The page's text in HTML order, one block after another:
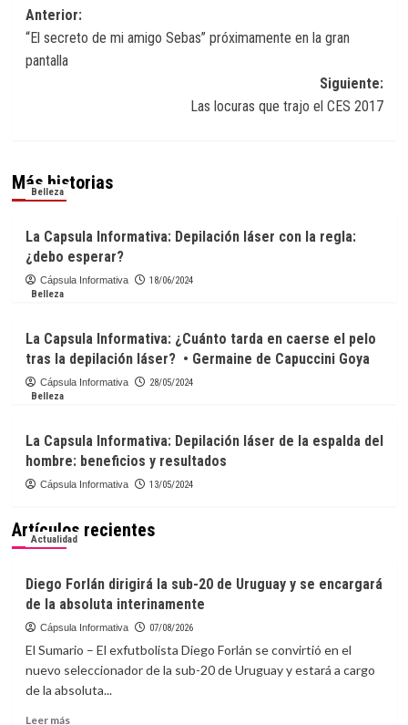
Navegación
de
entradas
Anterior:
“El secreto de mi amigo Sebas” próximamente en la gran
pantalla
Siguiente:
Las locuras que trajo el CES 2017
Más historias
Belleza
La Capsula Informativa: Depilación láser con la regla:
¿debo esperar?
Cápsula Informativa
18/06/2024
Belleza
La Capsula Informativa: ¿Cuánto tarda en caerse el pelo
tras la depilación láser? • Germaine de Capuccini Goya
Cápsula Informativa
28/05/2024
Belleza
La Capsula Informativa: Depilación láser de la espalda del
hombre: beneficios y resultados
Cápsula Informativa 13/05/2024
Artículos recientes
Actualidad
Diego Forlán dirigirá la sub-20 de Uruguay y se encargará
de la absoluta interinamente
Cápsula Informativa 07/08/2026
El Sumario – El exfutbolista Diego Forlán se convirtió en el
nuevo seleccionador de la sub-20 de Uruguay y estará a cargo
de la absoluta...
Leer másLeer